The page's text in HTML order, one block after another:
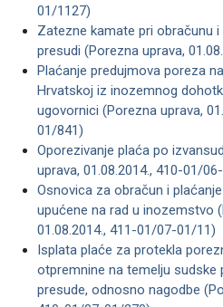
01/1127)
Zatezne kamate pri obračunu
presudi (Porezna uprava,
Plaćanje predujmova poreza
Hrvatskoj iz inozemnog
ugovornici (Porezna uprava,
01/841)
Oporezivanje plaća po
uprava, 01.08.2014., 410-01/
Osnovica za obračun i
upućene na rad u inozemstvo
01.08.2014., 411-01/07-01/11)
Isplata plaće za protekla
otpremnine na temelju sudske
presude, odnosno nagodbe